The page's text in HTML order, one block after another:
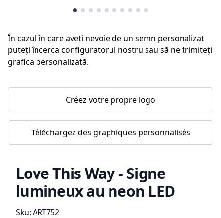
În cazul în care aveți nevoie de un semn personalizat
puteți încerca configuratorul nostru sau să ne trimiteți
grafica personalizată.
Créez votre propre logo
Téléchargez des graphiques personnalisés
Love This Way - Signe
lumineux au neon LED
Information du produit
Sku:ART752